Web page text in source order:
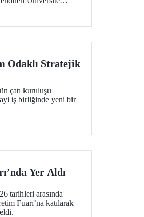
Odaklı Stratejik
çatı kuruluşu
iş birliğinde yeni bir
Yer Aldı
tarihleri arasında
Fuarı’na katılarak